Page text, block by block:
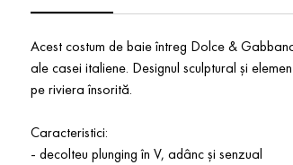
Acest costum de baie întreg Dolce &
ale casei italiene. Designul sculptural și
pe riviera însorită.
Caracteristici:
- decolteu plunging în V, adânc și senzual